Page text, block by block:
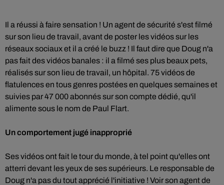
Il a réussi à faire sensation ! Un agent de sécurité s'est filmé
sur son lieu de travail, avant de poster les vidéos sur les
réseaux sociaux et il a créé le buzz ! Il faut dire que Doug n'a
pas fait des vidéos banales : il a filmé ses plus beaux pets,
réalisés sur son lieu de travail, un hôpital. 75 vidéos de
flatulences en tous genres postées en quelques semaines et
suivies par 47 000 abonnés sur son compte dédié, qu'il
alimente sous le nom de Paul Flart.
Un comportement jugé inapproprié
Ses vidéos ont fait le tour du monde, à tel point qu'elles ont
atterri devant les yeux de ses supérieurs. Le responsable de
Doug n'a pas du tout apprécié l'initiative ! Voir son agent de